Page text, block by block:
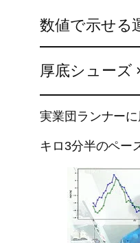
数値で示せる
厚底シューズ
実業団ランナー
キロ3分半のペー